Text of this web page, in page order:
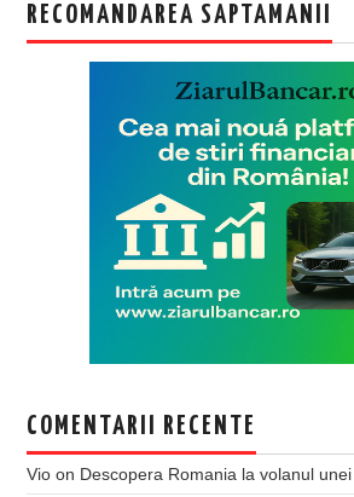
RECOMANDAREA SAPTAMANII
COMENTARII RECENTE
Vio on Descopera Romania la volanul